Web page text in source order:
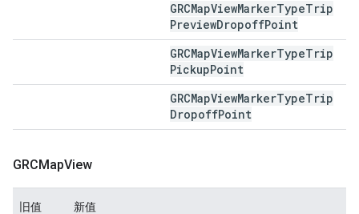
GRCMapViewMarkerTypeTrip
PreviewDropoffPoint
GRCMapViewMarkerTypeTrip
PickupPoint
GRCMapViewMarkerTypeTrip
DropoffPoint
GRCMapView
旧值 新值